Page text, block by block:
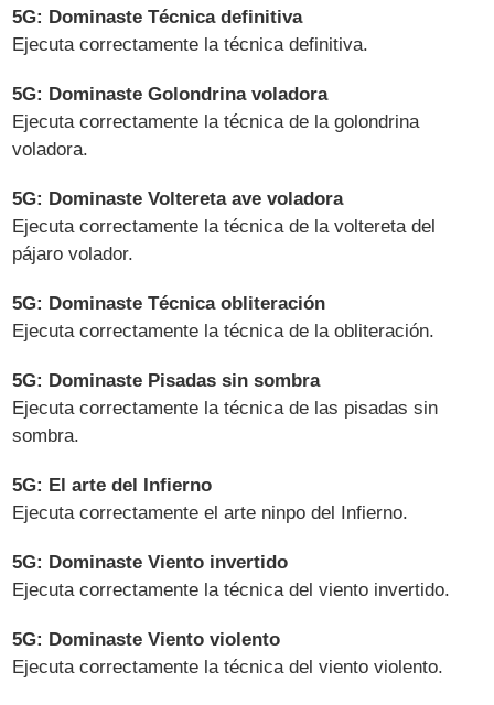
5G: Dominaste Técnica definitiva
Ejecuta correctamente la técnica definitiva.
5G: Dominaste Golondrina voladora
Ejecuta correctamente la técnica de la golondrina
voladora.
5G: Dominaste Voltereta ave voladora
Ejecuta correctamente la técnica de la voltereta del
pájaro volador.
5G: Dominaste Técnica obliteración
Ejecuta correctamente la técnica de la obliteración.
5G: Dominaste Pisadas sin sombra
Ejecuta correctamente la técnica de las pisadas sin
sombra.
5G: El arte del Infierno
Ejecuta correctamente el arte ninpo del Infierno.
5G: Dominaste Viento invertido
Ejecuta correctamente la técnica del viento invertido.
5G: Dominaste Viento violento
Ejecuta correctamente la técnica del viento violento.